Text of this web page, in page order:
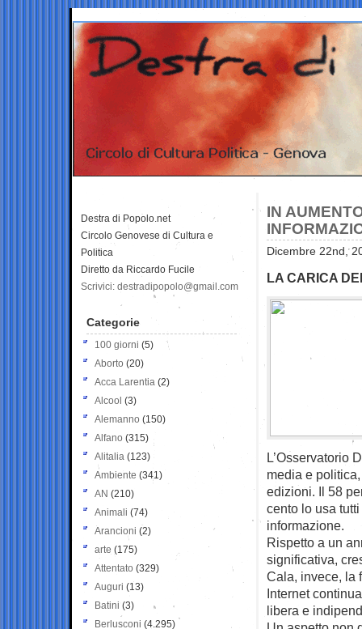
IN
Dicembre 22nd,
LA CARICA
L’Osservatorio
media e
edizioni. Il 58
cento lo usa
informazione.
Rispetto a un
significativa,
Cala, invece, la
Internet
libera e
Destra di Popolo.net
Circolo Genovese di Cultura e
Politica
Diretto da Riccardo Fucile
Scrivici: destradipopolo@gmail.com
Categorie
100 giorni (5)
Aborto (20)
Acca Larentia (2)
Alcool (3)
Alemanno (150)
Alfano (315)
Alitalia (123)
Ambiente (341)
AN (210)
Animali (74)
Arancioni (2)
arte (175)
Attentato (329)
Auguri (13)
Batini (3)
Berlusconi (4.295)